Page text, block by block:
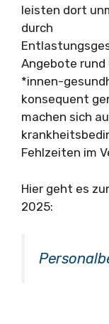
leisten dort
durch
Angebote
*innen-
konsequent
machen sich
Fehlzeiten im
Hier geht es
2025: